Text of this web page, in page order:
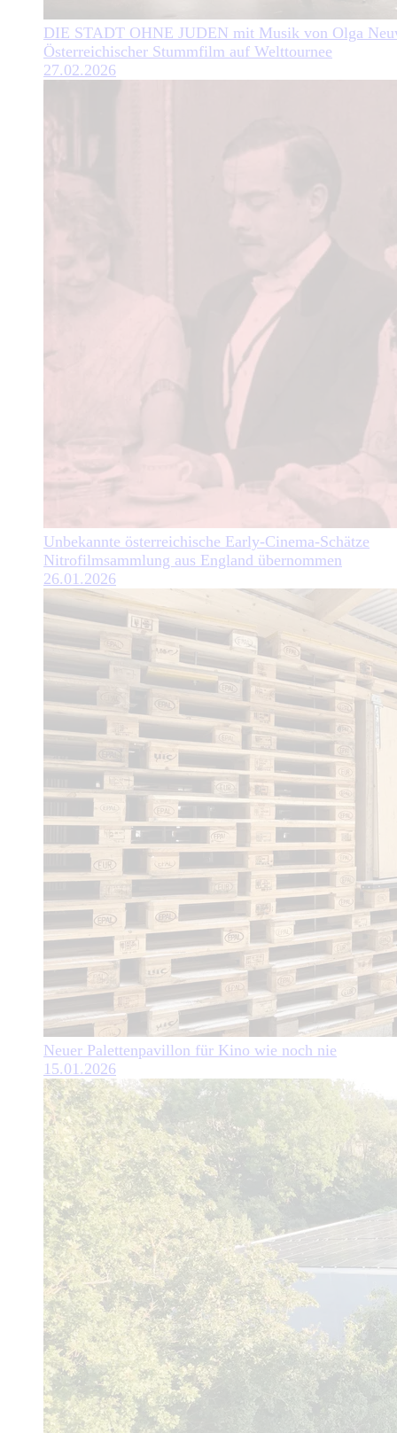
DIE STADT OHNE JUDEN mit Musik von Olga
Österreichischer Stummfilm auf Welttournee
27.02.2026
Unbekannte österreichische Early-Cinema-Schätze
Nitrofilmsammlung aus England übernommen
26.01.2026
Neuer Palettenpavillon für Kino wie noch nie
15.01.2026